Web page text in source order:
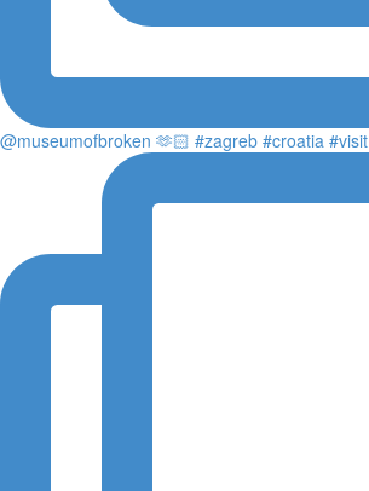
@museumofbroken 🫶🏻 #zagreb #croatia #visit